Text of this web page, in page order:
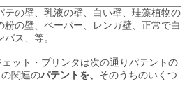
テの壁、乳液の壁、白い壁、珪藻植物の
粉の壁、ペーパー、レンガ壁、正常で白
ス、等。
ット・プリンタは次の通りパテントの
関連のパテントを、 そのうちのいくつ